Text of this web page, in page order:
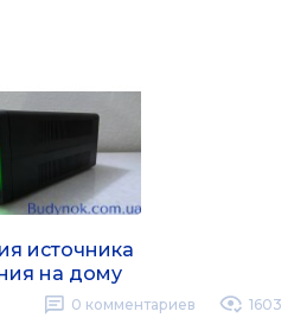
источника
на дому
0 комментариев 1603